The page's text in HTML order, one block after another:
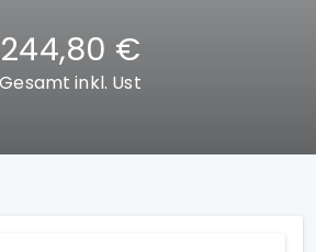
244,80 €
Gesamt inkl. Ust